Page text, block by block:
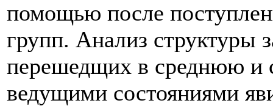
помощью после
групп. Анализ структуры
перешедщих в среднюю и
ведущими состояниями